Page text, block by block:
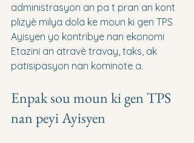
administrasyon an pa t pran an kont
plizyè milya dola ke moun ki gen TPS
Ayisyen yo kontribye nan ekonomi
Etazini an atravè travay, taks, ak
patisipasyon nan kominote a.
Enpak sou moun ki gen TPS
nan peyi Ayisyen